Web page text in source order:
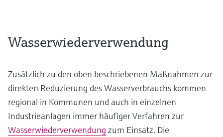
Wasserwiederverwendung
Zusätzlich zu den oben beschriebenen Maßnahmen zur
direkten Reduzierung des Wasserverbrauchs kommen
regional in Kommunen und auch in einzelnen
Industrieanlagen immer häufiger Verfahren zur
Wasserwiederverwendung zum Einsatz. Die